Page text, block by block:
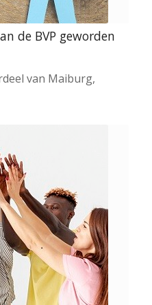
de BVP geworden
van Maiburg,